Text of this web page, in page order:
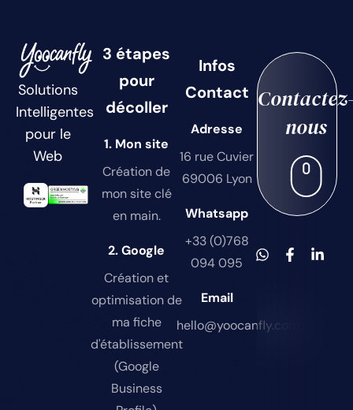
Solutions
Intelligentes
pour le
Web
3 étapes
pour
décoller
1. Mon site
Création de
mon site clé
en main.
2. Google
Création et
optimisation de
ma fiche
d'établissement
(Google
Business
Infos
Contact
Adresse
16 rue Cuvier
69006 Lyon
Whatsapp
+33 (0)768
094 095
Email
hello@yoocanfly.com
nous